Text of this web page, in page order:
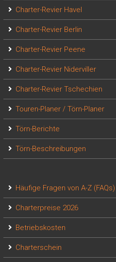
Charter-Revier Havel
Charter-Revier Berlin
Charter-Revier Peene
Charter-Revier Niderviller
Charter-Revier Tschechien
Touren-Planer / Törn-Planer
Törn-Berichte
Törn-Beschreibungen
Häufige Fragen von A-Z (FAQs)
Charterpreise 2026
Betriebskosten
Charterschein